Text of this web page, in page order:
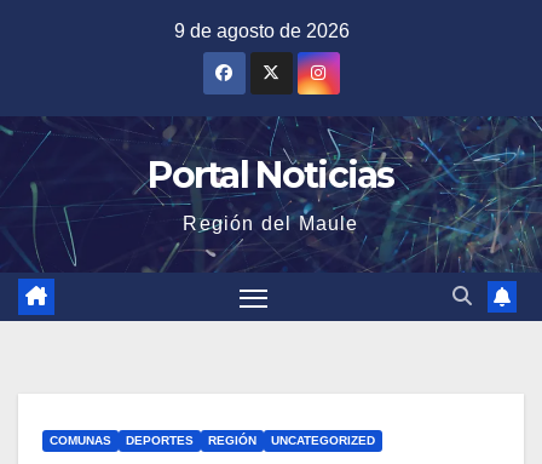
9 de agosto de 2026
Portal Noticias
Región del Maule
COMUNAS DEPORTES REGIÓN UNCATEGORIZED